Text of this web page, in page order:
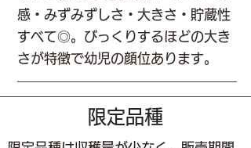
感・みずみずしさ・大きさ・貯蔵性
すべて◎。びっくりするほどの大き
さが特徴で幼児の顔位あります。
限定品種